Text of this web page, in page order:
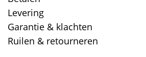
Levering
Garantie & klachten
Ruilen & retourneren